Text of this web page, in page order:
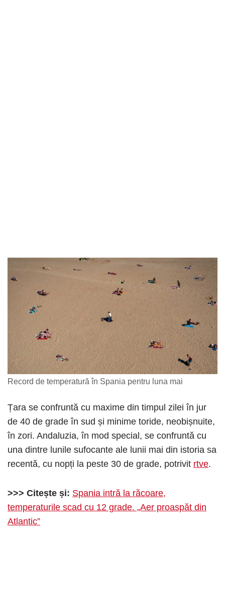
Record de temperatură în Spania pentru luna mai
Țara se confruntă cu maxime din timpul zilei în jur
de 40 de grade în sud și minime toride, neobișnuite,
în zori. Andaluzia, în mod special, se confruntă cu
una dintre lunile sufocante ale lunii mai din istoria sa
recentă, cu nopți la peste 30 de grade, potrivit rtve.
>>> Citește și: Spania intră la răcoare,
temperaturile scad cu 12 grade. „Aer proaspăt din
Atlantic”